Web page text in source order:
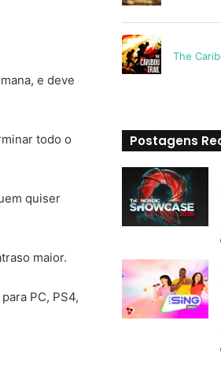
e deve
todo o
quiser
maior.
PC, PS4,
The
Postagens